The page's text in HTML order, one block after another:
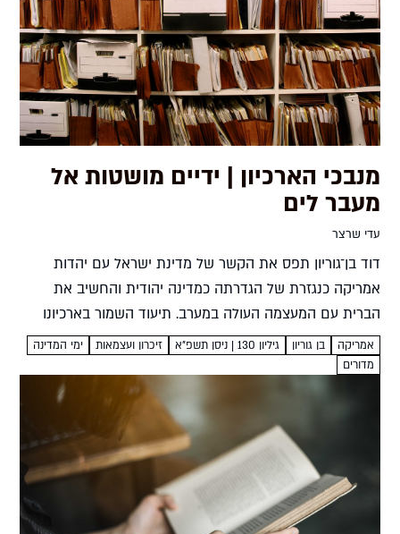
מנבכי הארכיון | ידיים מושטות אל
מעבר לים
עדי שרצר
דוד בן־גוריון תפס את הקשר של מדינת ישראל עם יהדות
אמריקה כנגזרת של הגדרתה כמדינה יהודית והחשיב את
הברית עם המעצמה העולה במערב. תיעוד השמור בארכיונו
מגלה את ההתרגשות הגדולה שעורר ביקורו הראשון בארצות
הברית...
אמריקה בן גוריון גיליון 130 | ניסן תשפ"א זיכרון ועצמאות
ימי המדינה
מדורים